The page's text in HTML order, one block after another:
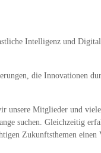
Intelligenz und
die Innovationen
unsere Mitglieder und
suchen. Gleichzeitig
Zukunftsthemen einen